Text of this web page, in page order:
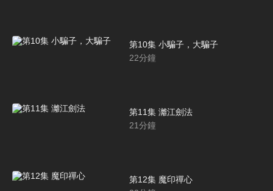
第10集 小騙子，大騙子
22分鐘
第11集 灕江劍法
21分鐘
第12集 魔印禪心